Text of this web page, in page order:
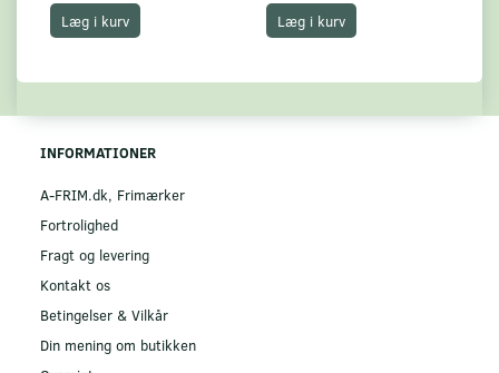
Læg i kurv Læg i kurv
INFORMATIONER
A-FRIM.dk, Frimærker
Fortrolighed
Fragt og levering
Kontakt os
Betingelser & Vilkår
Din mening om butikken